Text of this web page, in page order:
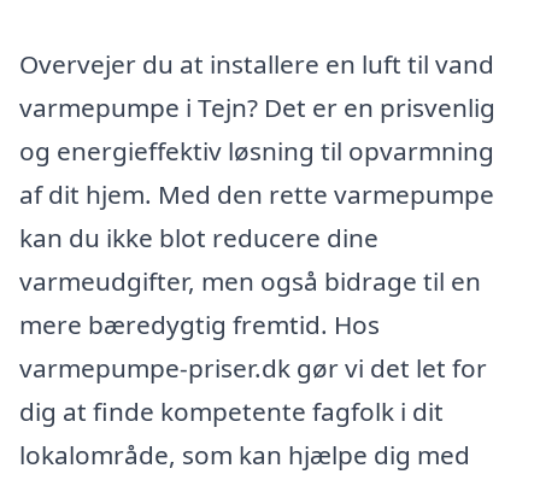
Overvejer du at installere en luft til vand
varmepumpe i Tejn? Det er en prisvenlig
og energieffektiv løsning til opvarmning
af dit hjem. Med den rette varmepumpe
kan du ikke blot reducere dine
varmeudgifter, men også bidrage til en
mere bæredygtig fremtid. Hos
varmepumpe-priser.dk gør vi det let for
dig at finde kompetente fagfolk i dit
lokalområde, som kan hjælpe dig med